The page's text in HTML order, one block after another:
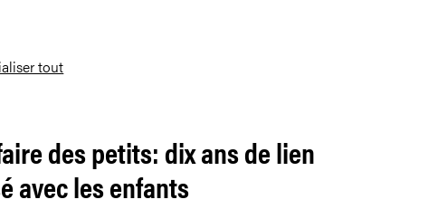
tout
des petits: dix ans de lien
avec les enfants